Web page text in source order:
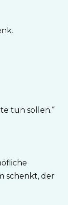
tun sollen.“
schenkt, der